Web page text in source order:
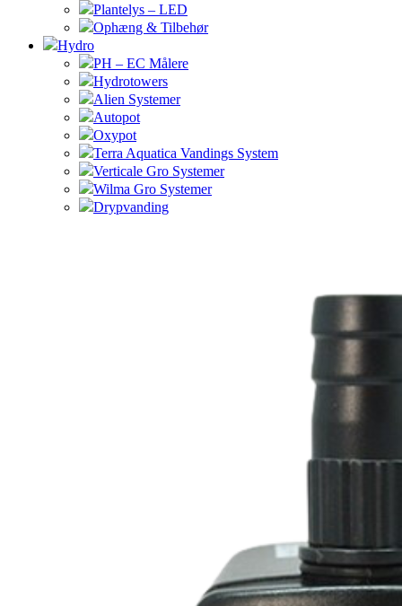
Plantelys – LED
Ophæng & Tilbehør
Hydro
PH – EC Målere
Hydrotowers
Alien Systemer
Autopot
Oxypot
Terra Aquatica Vandings System
Verticale Gro Systemer
Wilma Gro Systemer
Drypvanding